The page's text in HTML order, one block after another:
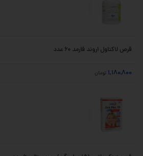
قرص لاکتاول اروند فارمد 60 عدد
1,180,800 تومان